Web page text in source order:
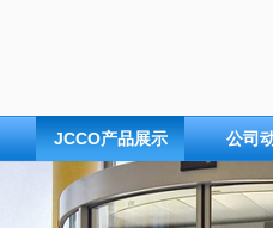
JCCO产品展示 公司